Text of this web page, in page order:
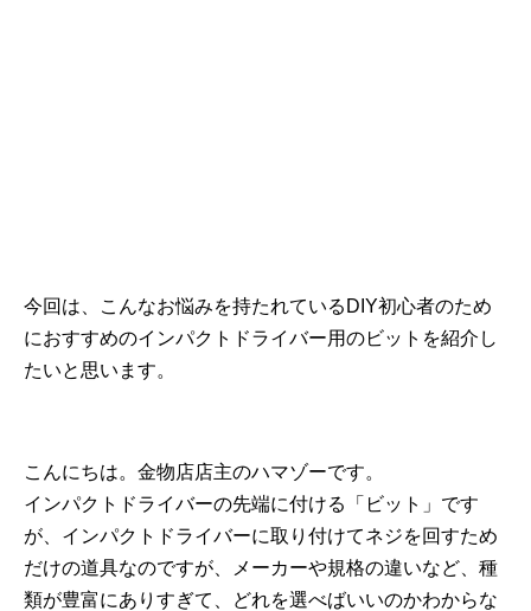
今回は、こんなお悩みを持たれているDIY初心者のため
におすすめのインパクトドライバー用のビットを紹介し
たいと思います。
こんにちは。金物店店主のハマゾーです。
インパクトドライバーの先端に付ける「ビット」です
が、インパクトドライバーに取り付けてネジを回すため
だけの道具なのですが、メーカーや規格の違いなど、種
類が豊富にありすぎて、どれを選べばいいのかわからな